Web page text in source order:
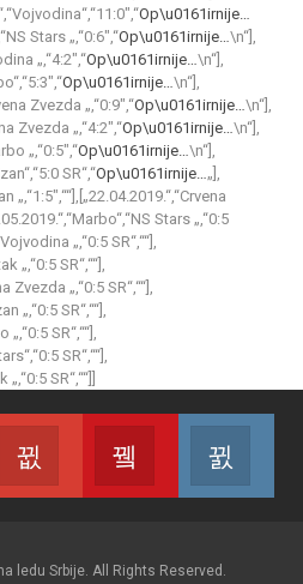
Op\u0161irnije…
Stars „,“0:6″,“Op\u0161irnije…\n“],
„,“4:2″,“Op\u0161irnije…\n“],
Op\u0161irnije…\n“],
Zvezda „,“0:9″,“Op\u0161irnije…\n“],
Zvezda „,“4:2″,“Op\u0161irnije…\n“],
„,“0:5″,“Op\u0161irnije…\n“],
SR“,“Op\u0161irnije…„],
„,“1:5″,““],[„22.04.2019.“,“Crvena
Stars „,“0:5
„,“0:5 SR“,““],
„,“0:5 SR“,““],
Zvezda „,“0:5 SR“,““],
„,“0:5 SR“,““],
SR“,““],
SR“,““],
SR“,““]]
us on Twitter
Google+
Join us on Google
Youtube
Join us on
ledu Srbije. All Rights Reserved.